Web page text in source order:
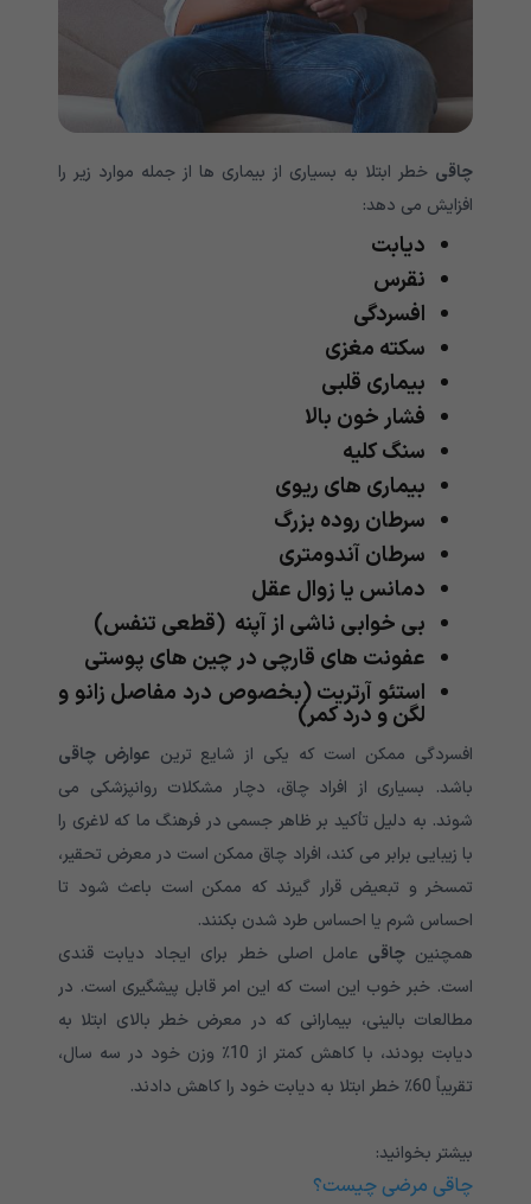
چاقی خطر ابتلا به بسیاری از بیماری ها از جمله موارد زیر را
افزایش می دهد:
دیابت
نقرس
افسردگی
سکته مغزی
بیماری قلبی
فشار خون بالا
سنگ کلیه
بیماری های ریوی
سرطان روده بزرگ
سرطان آندومتری
دمانس یا زوال عقل
بی خوابی ناشی از آپنه (قطعی تنفس)
عفونت های قارچی در چین های پوستی
استئو آرتریت (بخصوص درد مفاصل زانو و
لگن و درد کمر)
افسردگی ممکن است که یکی از شایع ترین عوارض چاقی
باشد. بسیاری از افراد چاق، دچار مشکلات روانپزشکی می
شوند. به دلیل تأکید بر ظاهر جسمی در فرهنگ ما که لاغری را
با زیبایی برابر می کند، افراد چاق ممکن است در معرض تحقیر،
تمسخر و تبعیض قرار گیرند که ممکن است باعث شود تا
احساس شرم یا احساس طرد شدن بکنند.
همچنینچاقی عامل اصلی خطر برای ایجاد دیابت قندی
است. خبر خوب این است که این امر قابل پیشگیری است. در
مطالعات بالینی، بیمارانی که در معرض خطر بالای ابتلا به
دیابت بودند، با کاهش کمتر از 10٪ وزن خود در سه سال،
تقریباً 60٪ خطر ابتلا به دیابت خود را کاهش دادند.
بیشتر بخوانید:
چاقی مرضی چیست؟